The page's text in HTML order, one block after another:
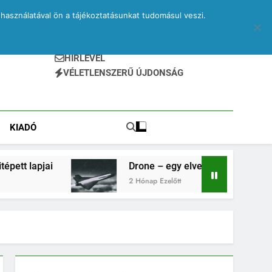
HÍRLEVÉL
VÉLETLENSZERŰ ÚJDONSÁG
KIADÓ
Drone – egy elveszett jegyzetfüzet kitépett
2 Hónap Ezelőtt
ön a tájékoztatásunkat tudomásul veszi.